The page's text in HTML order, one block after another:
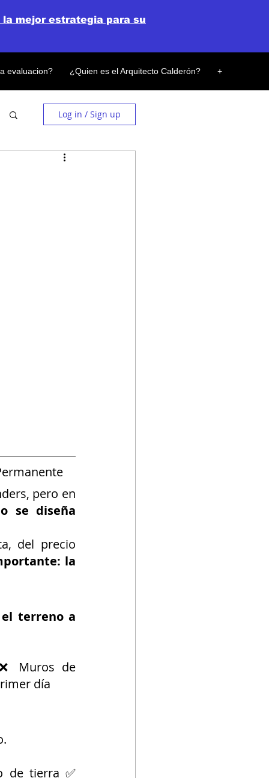
evaluacion? ¿Quien es el Arquitecto Calderón? +
mejor estrategia para su
Log in / Sign up
pero en
se diseña
del precio
la
terreno a
Muros de
día
de tierra ✅